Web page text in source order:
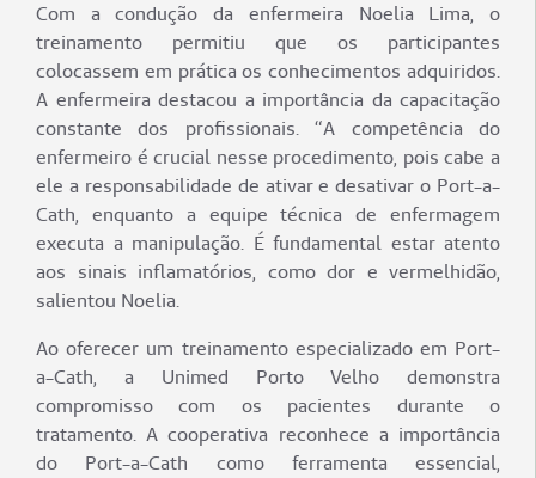
Com a condução da enfermeira Noelia Lima, o
treinamento permitiu que os participantes
colocassem em prática os conhecimentos adquiridos.
A enfermeira destacou a importância da capacitação
constante dos profissionais. “A competência do
enfermeiro é crucial nesse procedimento, pois cabe a
ele a responsabilidade de ativar e desativar o Port-a-
Cath, enquanto a equipe técnica de enfermagem
executa a manipulação. É fundamental estar atento
aos sinais inflamatórios, como dor e vermelhidão,
salientou Noelia.
Ao oferecer um treinamento especializado em Port-
a-Cath, a Unimed Porto Velho demonstra
compromisso com os pacientes durante o
tratamento. A cooperativa reconhece a importância
do Port-a-Cath como ferramenta essencial,